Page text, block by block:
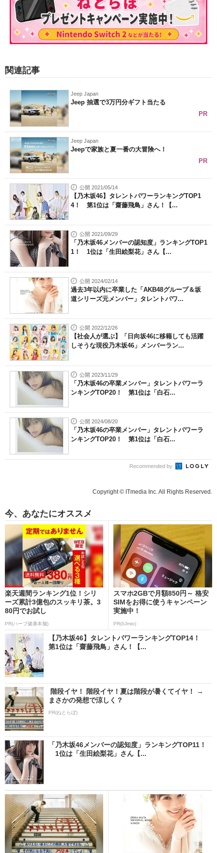
関連記事
Jeep Japan
Jeep 抽選で3万円分ギフト当たる
PR
Jeep Japan
Jeepで家族と夏一番の大冒険へ！
PR
公開 2021/05/14
【乃木坂46】タレントパワーランキングTOP1
4！ 第1位は「齋藤飛鳥」さん！【...
公開 2021/09/29
「乃木坂46メンバーの認知度」ランキングTOP1
1！ 1位は「生田絵梨花」さん【...
公開 2024/02/14
過去3年以内に卒業した「AKB48グループ＆坂
道シリーズ元メンバー」タレントパワ...
公開 2022/12/26
【社会人が選ぶ】「日向坂46に移籍しても活躍
しそうな現役乃木坂46」メンバーラン...
公開 2023/11/29
「乃木坂46の卒業メンバー」タレントパワーラ
ンキングTOP20！ 第1位は「白石...
公開 2024/08/20
「乃木坂46の卒業メンバー」タレントパワーラ
ンキングTOP20！ 第1位は「白石...
Recommended by
Copyright © ITmedia Inc. All Rights Reserved.
今、あなたにオススメ
楽天週間ランキング1位！シリ
ーズ累計3億包のスッキリ茶。3
80円でお試し
PR(ハーブ健康本舗)
スマホ2GBで月額850円～ 格安
SIMをお得に使うキャンペーン
実施中！
PR(IIJmio)
【乃木坂46】タレントパワーランキングTOP14！
第1位は「齋藤飛鳥」さん！【...
階段イヤ！ 階段イヤ！夏は階段が暑くてイヤ！ →
まさかの発想で涼しく？
PR(ねとらぼ)
「乃木坂46メンバーの認知度」ランキングTOP11！
1位は「生田絵梨花」さん【...